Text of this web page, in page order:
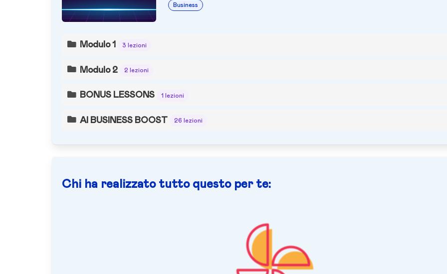
Business
Modulo 1 3 lezioni
Modulo 2 2 lezioni
BONUS LESSONS 1 lezioni
AI BUSINESS BOOST 26 lezioni
Chi ha realizzato tutto questo per te: